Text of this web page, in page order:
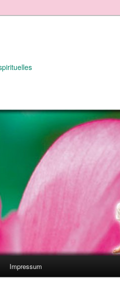
Impressum